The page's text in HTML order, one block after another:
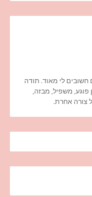
לי מאוד. תודה
פוגע, משפיל, מבזה,
צורה אחרת.